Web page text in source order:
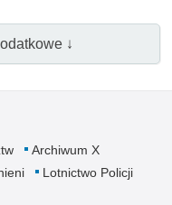
↓
Archiwum X
Lotnictwo Policji